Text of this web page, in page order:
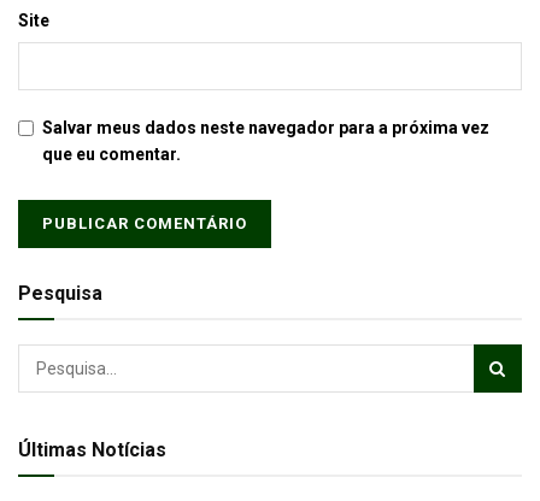
Site
Salvar meus dados neste navegador para a próxima vez
que eu comentar.
Pesquisa
Últimas Notícias